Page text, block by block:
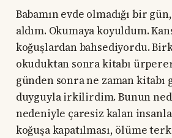
Babamın evde olmadığı bir
aldım. Okumaya koyuldum.
koğuşlardan bahsediyordu.
okuduktan sonra kitabı
günden sonra ne zaman
duyguyla irkilirdim. Bunun
nedeniyle çaresiz kalan
koğuşa kapatılması, ölüme